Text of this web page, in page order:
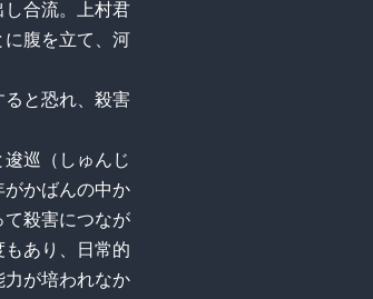
合流。上村君
腹を立て、河
ると恐れ、殺害
巡（しゅんじ
がかばんの中か
て殺害につなが
あり、日常的
が培われなか